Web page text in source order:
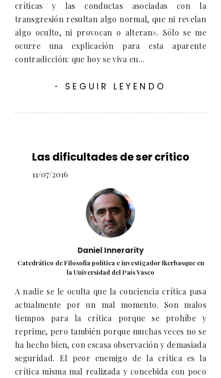
críticas y las conductas asociadas con la
transgresión resultan algo normal, que ni revelan
algo oculto, ni provocan o alteran». Sólo se me
ocurre una explicación para esta aparente
contradicción: que hoy se viva en...
- SEGUIR LEYENDO
Las dificultades de ser crítico
11/07/2016
Daniel Innerarity
Catedrático de Filosofía política e investigador Ikerbasque en
la Universidad del País Vasco
A nadie se le oculta que la conciencia crítica pasa
actualmente por un mal momento. Son malos
tiempos para la crítica porque se prohíbe y
reprime, pero también porque muchas veces no se
ha hecho bien, con escasa observación y demasiada
seguridad. El peor enemigo de la crítica es la
crítica misma mal realizada y concebida con poco